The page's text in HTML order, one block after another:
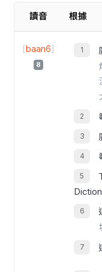
讀音 根據
[baan6]
8